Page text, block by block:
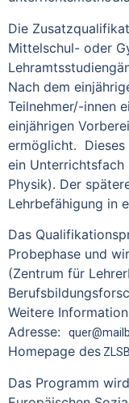
Die
Mittelschul- oder
Nach dem
Teilnehmer/-innen
einjährigen
ermöglicht. Dieses
ein Unterrichtsfach
Physik). Der
Lehrbefähigung in
Das
Probephase und
(Zentrum für
Weitere
Adresse:
Homepage des ZLSB
Das Programm